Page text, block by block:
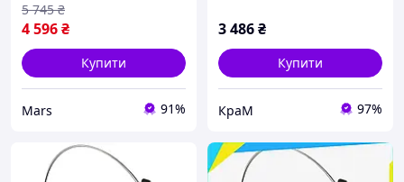
4 596₴
5 745 ₴
Купити
Mars 91%
3 486₴
Купити
КраМ 97%